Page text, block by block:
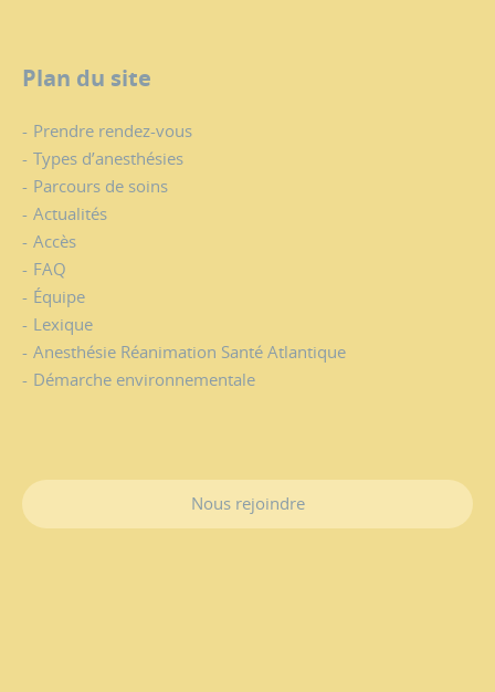
Plan du site
Prendre rendez-vous
Types d’anesthésies
Parcours de soins
Actualités
Accès
FAQ
Équipe
Lexique
Anesthésie Réanimation Santé Atlantique
Démarche environnementale
Nous rejoindre